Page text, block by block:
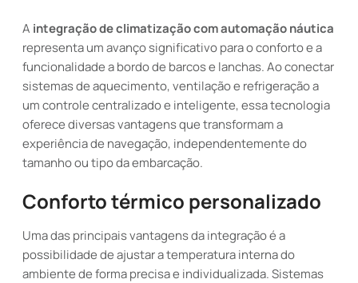
A integração de climatização com automação náutica
representa um avanço significativo para o conforto e a
funcionalidade a bordo de barcos e lanchas. Ao conectar
sistemas de aquecimento, ventilação e refrigeração a
um controle centralizado e inteligente, essa tecnologia
oferece diversas vantagens que transformam a
experiência de navegação, independentemente do
tamanho ou tipo da embarcação.
Conforto térmico personalizado
Uma das principais vantagens da integração é a
possibilidade de ajustar a temperatura interna do
ambiente de forma precisa e individualizada. Sistemas